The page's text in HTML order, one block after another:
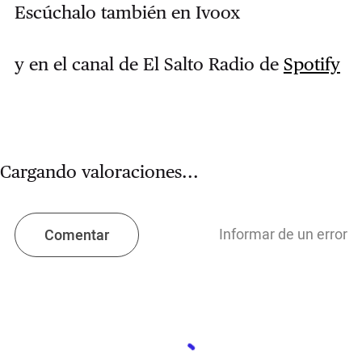
Escúchalo también en Ivoox
y en el canal de El Salto Radio de Spotify
Cargando valoraciones...
Comentar Informar de un error